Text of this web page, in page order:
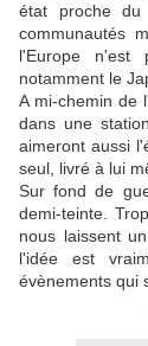
état proche
communautés
l'Europe n'est
notamment le
A mi-chemin de
dans une
aimeront aussi
seul, livré à lui
Sur fond de
demi-teinte.
nous laissent
l'idée est
évènements qui